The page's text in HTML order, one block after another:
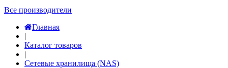
Все производители
Главная
|
Каталог товаров
|
Сетевые хранилища (NAS)